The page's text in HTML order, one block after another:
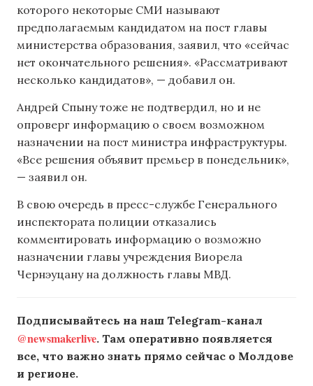
которого некоторые СМИ называют
предполагаемым кандидатом на пост главы
министерства образования, заявил, что «сейчас
нет окончательного решения». «Рассматривают
несколько кандидатов», — добавил он.
Андрей Спыну тоже не подтвердил, но и не
опроверг информацию о своем возможном
назначении на пост министра инфраструктуры.
«Все решения объявит премьер в понедельник»,
— заявил он.
В свою очередь в пресс-службе Генерального
инспектората полиции отказались
комментировать информацию о возможно
назначении главы учреждения Виорела
Чернэуцану на должность главы МВД.
Подписывайтесь на наш Telegram-канал
@newsmakerlive. Там оперативно появляется
все, что важно знать прямо сейчас о Молдове
и регионе.